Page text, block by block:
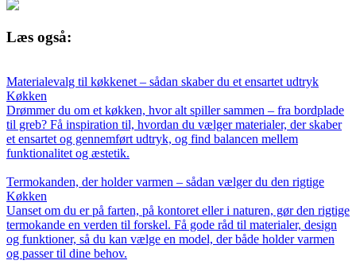
Læs også:
Materialevalg til køkkenet – sådan skaber du et ensartet udtryk
Køkken
Drømmer du om et køkken, hvor alt spiller sammen – fra bordplade
til greb? Få inspiration til, hvordan du vælger materialer, der skaber
et ensartet og gennemført udtryk, og find balancen mellem
funktionalitet og æstetik.
Termokanden, der holder varmen – sådan vælger du den rigtige
Køkken
Uanset om du er på farten, på kontoret eller i naturen, gør den rigtige
termokande en verden til forskel. Få gode råd til materialer, design
og funktioner, så du kan vælge en model, der både holder varmen
og passer til dine behov.